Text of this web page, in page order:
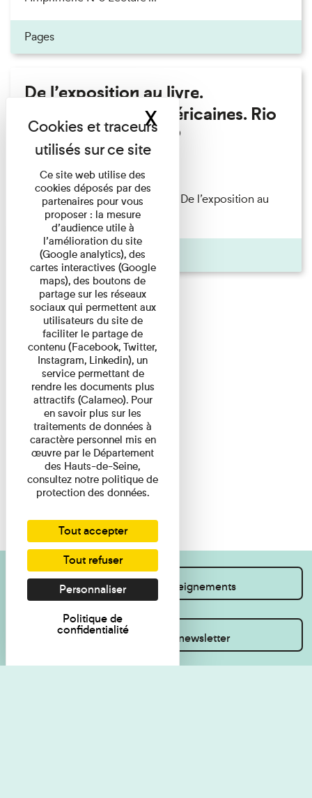
Pages
De l’exposition au livre.
Modernités sud-américaines. Rio
– Buenos Aires 1909
Lecture
Les Invités de l’Imprimerie n°8. De l’exposition au
livre. Modernités ...
Pages
Je souhaite des renseignements
Inscrivez-vous à la newsletter
Ce site web utilise des
cookies déposés par des
partenaires pour vous
proposer : la mesure
d’audience utile à
l’amélioration du site
(Google analytics), des
cartes interactives (Google
maps), des boutons de
partage sur les réseaux
sociaux qui permettent aux
utilisateurs du site de
faciliter le partage de
contenu (Facebook, Twitter,
Instagram, Linkedin), un
service permettant de
rendre les documents plus
attractifs (Calameo). Pour
en savoir plus sur les
traitements de données à
caractère personnel mis en
œuvre par le Département
des Hauts-de-Seine,
consultez notre politique de
protection des données.
Tout accepter
Tout refuser
Personnaliser
Politique de
confidentialité
XMasquer le